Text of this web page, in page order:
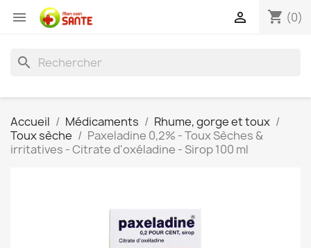
 shopping_cart (0)

search
Accueil Médicaments
Rhume, gorge et toux
Toux sèche
Paxeladine 0,2% - Toux Sèches &
irritatives - Citrate d'oxéladine - Sirop 100 ml